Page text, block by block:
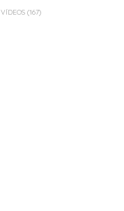
VÍDEOS (167)